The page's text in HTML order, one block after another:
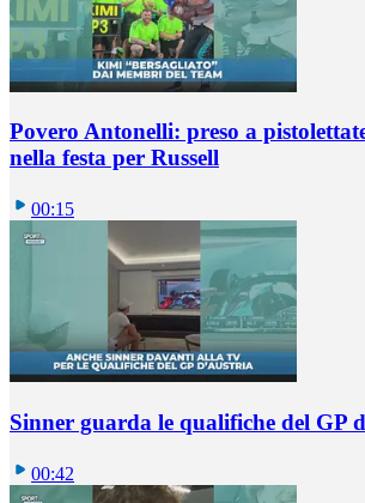
Povero Antonelli: preso a
nella festa per Russell
00:15
Sinner guarda le qualifiche del GP
00:42